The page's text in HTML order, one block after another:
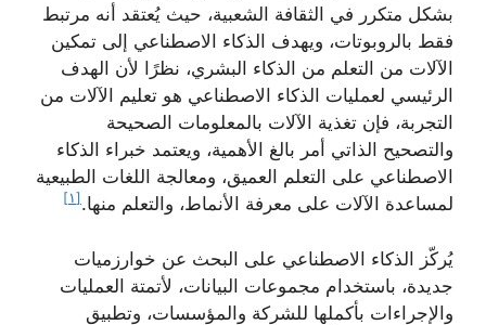
بشكل متكرر في الثقافة الشعبية، حيث يُعتقد أنه مرتبط
فقط بالروبوتات، ويهدف الذكاء الاصطناعي إلى تمكين
الآلات من التعلم من الذكاء البشري، نظرًا لأن الهدف
الرئيسي لعمليات الذكاء الاصطناعي هو تعليم الآلات من
التجربة، فإن تغذية الآلات بالمعلومات الصحيحة
والتصحيح الذاتي أمر بالغ الأهمية، ويعتمد خبراء الذكاء
الاصطناعي على التعلم العميق، ومعالجة اللغات الطبيعية
لمساعدة الآلات على معرفة الأنماط، والتعلم منها. [١]
يُركّز الذكاء الاصطناعي على البحث عن خوارزميات
جديدة، باستخدام مجموعات البيانات، لأتمتة العمليات
والإجراءات بأكملها للشركة والمؤسسات، وتطبيق